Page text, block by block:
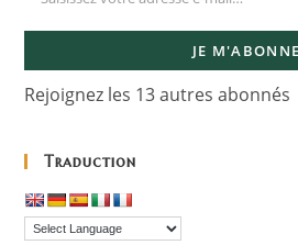
JE M'ABONNE
Rejoignez les 13 autres abonnés
Traduction